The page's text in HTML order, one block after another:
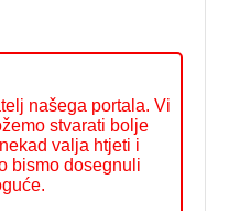
našega portala. Vi
stvarati bolje
valja htjeti i
bismo dosegnuli